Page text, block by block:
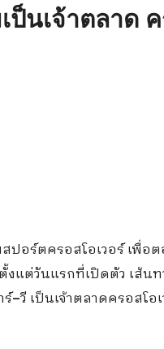
ป็นเจ้าตลาด
ปอร์ตครอสโอเวอร์ เพื่อ
แต่วันแรกที่เปิดตัว เส้นท
ร์–วี เป็นเจ้าตลาดครอสโอ